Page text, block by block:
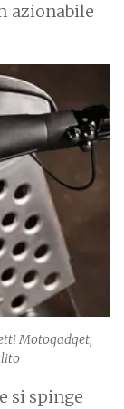
azionabile
Motogadget,
si spinge